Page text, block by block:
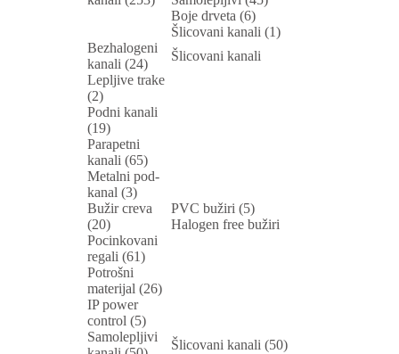
Boje drveta (6)
Šlicovani kanali (1)
Bezhalogeni
kanali (24)
Šlicovani kanali
Lepljive trake
(2)
Podni kanali
(19)
Parapetni
kanali (65)
Metalni pod-
kanal (3)
Bužir creva
(20)
PVC bužiri (5)
Halogen free bužiri
Pocinkovani
regali (61)
Potrošni
materijal (26)
IP power
control (5)
Samolepljivi
Šlicovani kanali (50)